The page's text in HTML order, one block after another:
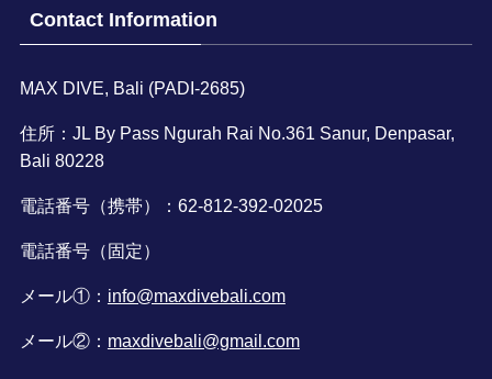
Contact Information
MAX DIVE, Bali (PADI-2685)
住所：JL By Pass Ngurah Rai No.361 Sanur, Denpasar,
Bali 80228
電話番号（携帯）：62-812-392-02025
電話番号（固定）
メール①： info@maxdivebali.com
メール②： maxdivebali@gmail.com